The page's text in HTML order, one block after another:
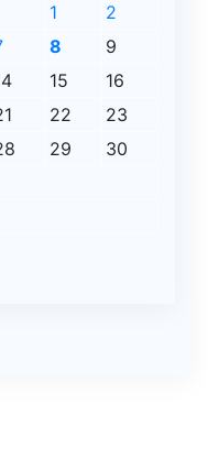
1
2
8
9
15
16
22
23
29
30